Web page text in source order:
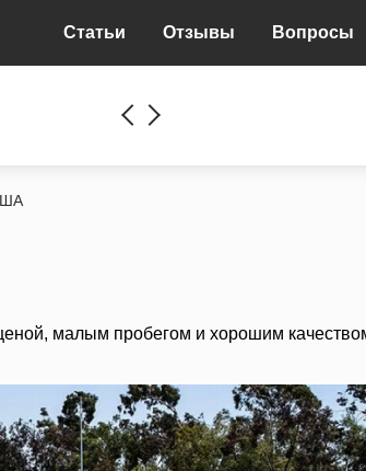
Статьи Отзывы Вопросы
малым пробегом и хорошим